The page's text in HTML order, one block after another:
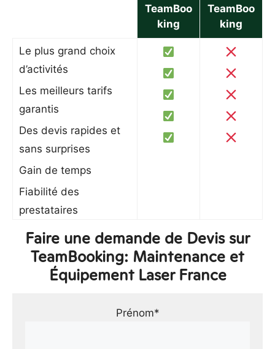
TeamBoo
king
TeamBoo
king
Le plus grand choix
d’activités
Les meilleurs tarifs
garantis
Des devis rapides et
sans surprises
Gain de temps
Fiabilité des
prestataires
Faire une demande de Devis sur
TeamBooking: Maintenance et
Équipement Laser France
Prénom*